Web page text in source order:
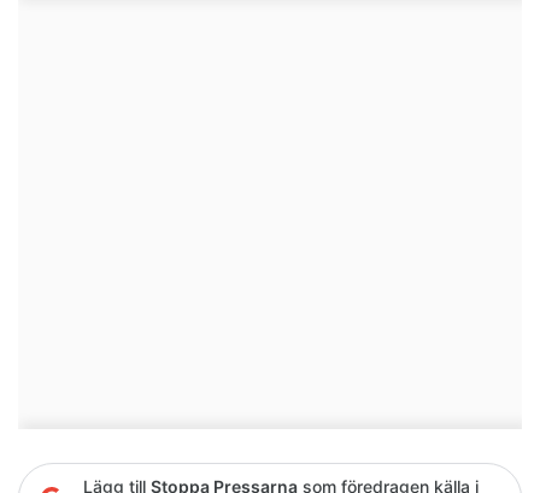
Lägg till Stoppa Pressarna som föredragen källa i